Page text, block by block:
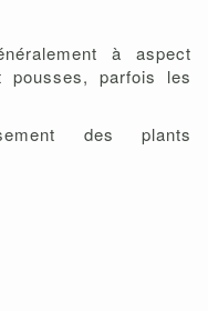
à aspect
pousses, parfois les
des plants